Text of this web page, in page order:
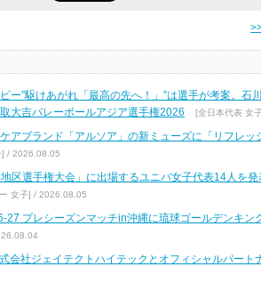
ー”駆けあがれ「最高の先へ！」”は選手が考案。石
大吉バレーボールアジア選手権2026
[全日本代表 女
アブランド「アルソア」の新ミューズに「リフレッ
] / 2026.08.05
区選手権大会」に出場するユニバ女子代表14人を
女子] / 2026.08.05
プレシーズンマッチin沖縄に琉球ゴールデンキン
会社ジェイテクトハイテックとオフィシャルパート